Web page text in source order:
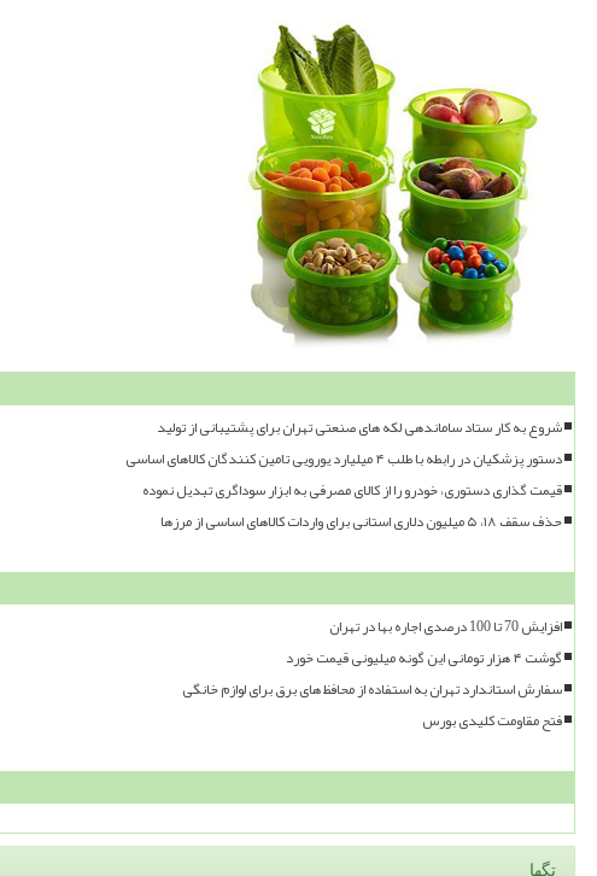
شروع به کار ستاد ساماندهی لکه های صنعتی تهران برای پشتیبانی از تولید
دستور پزشکیان در رابطه با طلب ۴ میلیارد یورویی تامین کنندگان کالاهای اساسی
قیمت گذاری دستوری، خودرو را از کالای مصرفی به ابزار سوداگری تبدیل نموده
حذف سقف ۱۸، ۵ میلیون دلاری استانی برای واردات کالاهای اساسی از مرزها
افزایش 70 تا 100 درصدی اجاره بها در تهران
گوشت ۴ هزار تومانی این گونه میلیونی قیمت خورد
سفارش استاندارد تهران به استفاده از محافظ های برق برای لوازم خانگی
فتح مقاومت کلیدی بورس
تگها